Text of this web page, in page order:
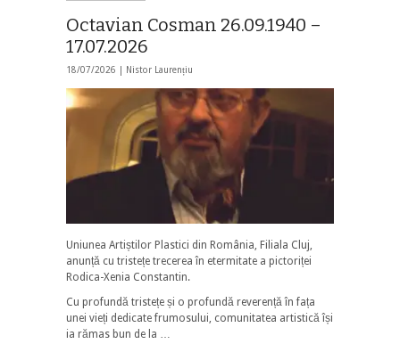
Octavian Cosman 26.09.1940 –
17.07.2026
18/07/2026 | Nistor Laurențiu
Uniunea Artiștilor Plastici din România, Filiala Cluj,
anunță cu tristețe trecerea în etermitate a pictoriței
Rodica-Xenia Constantin.
Cu profundă tristețe și o profundă reverență în fața
unei vieți dedicate frumosului, comunitatea artistică își
ia rămas bun de la …